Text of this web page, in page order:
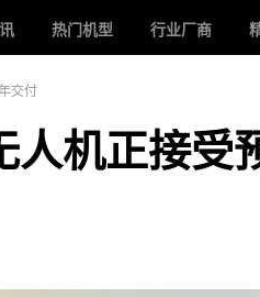
热门机型 行业厂商
交付
人机正接受